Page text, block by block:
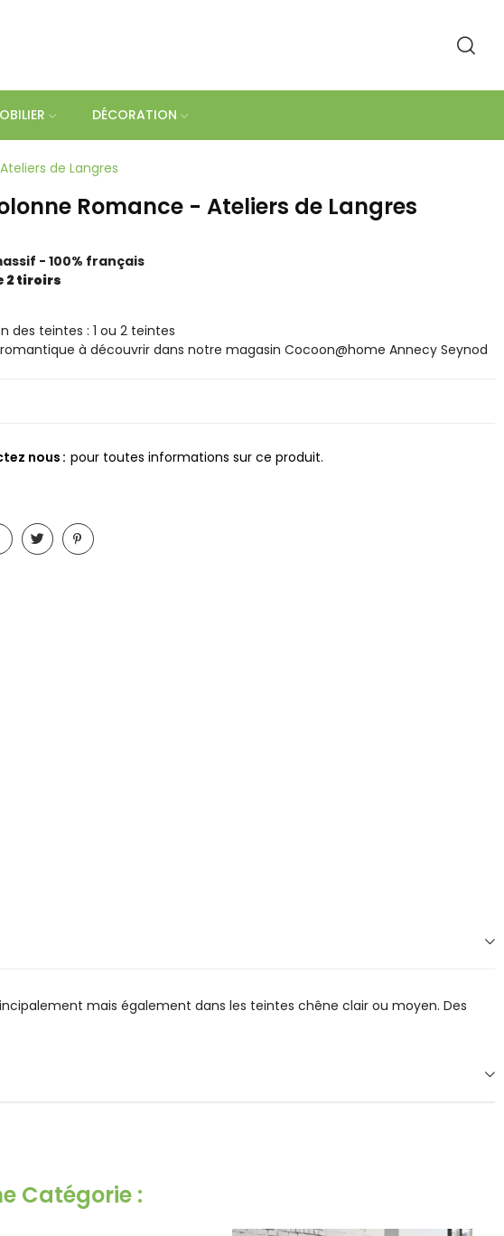
DÉCORATION
de Langres
Romance - Ateliers de Langres
- 100% français
2 tiroirs
des teintes : 1 ou 2 teintes
à découvrir dans notre magasin Cocoon@home Annecy Seynod
nous pour toutes informations sur ce produit.
mais également dans les teintes chêne clair ou moyen. Des
Catégorie :